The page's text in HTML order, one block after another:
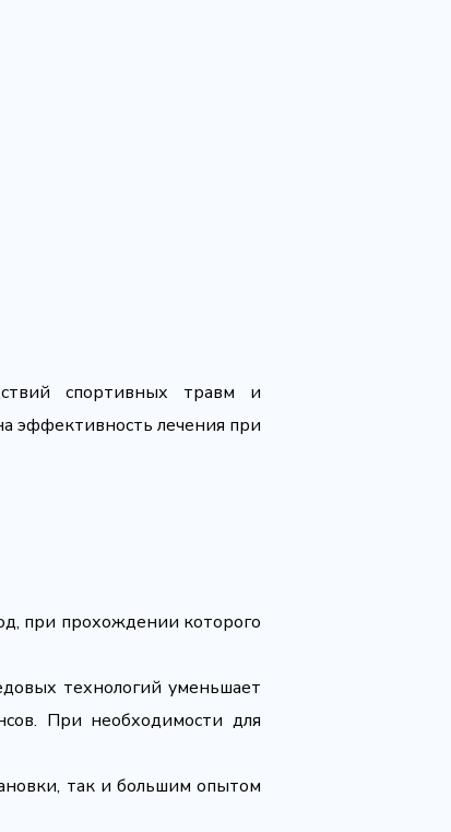
спортивных травм и
эффективность лечения при
при прохождении которого
технологий уменьшает
При необходимости для
так и большим опытом